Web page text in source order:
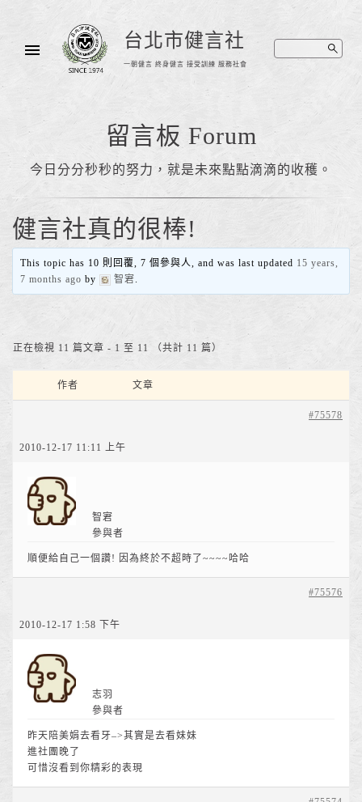
台北市健言社
一朝健言 終身健言 接受訓練 服務社會
留言板 Forum
今日分分秒秒的努力，就是未來點點滴滴的收穫。
健言社真的很棒!
This topic has 10 則回覆, 7 個參與人, and was last updated 15 years,
7 months ago by 智宭.
正在檢視 11 篇文章 - 1 至 11 （共計 11 篇）
作者 文章
2010-12-17 11:11 上午
#75578
智宭
參與者
順便給自己一個讚! 因為終於不超時了~~~~哈哈
2010-12-17 1:58 下午
#75576
志羽
參與者
昨天陪美娟去看牙–>其實是去看妹妹
進社團晚了
可惜沒看到你精彩的表現